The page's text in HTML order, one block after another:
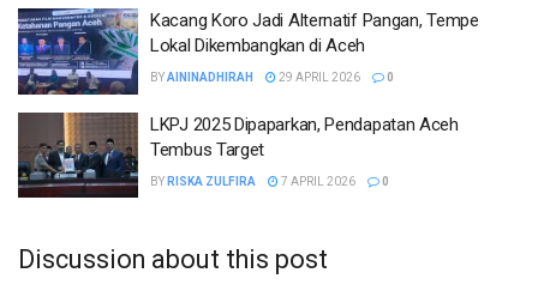
Kacang Koro Jadi Alternatif Pangan, Tempe
Lokal Dikembangkan di Aceh
BYAININADHIRAH 29 APRIL 2026 0
LKPJ 2025 Dipaparkan, Pendapatan Aceh
Tembus Target
BY RISKA ZULFIRA 7 APRIL 2026 0
Discussion about this post